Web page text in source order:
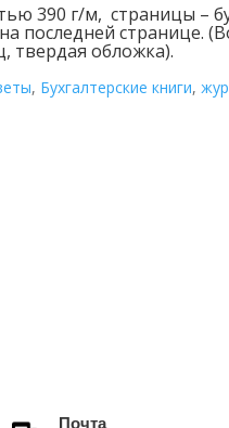
390 г/м, страницы –
последней странице.
твердая обложка).
, Бухгалтерские книги,
Почта